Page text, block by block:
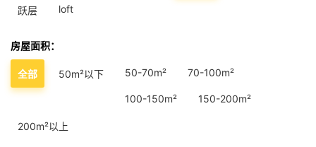
跃层 loft
房屋面积：
全部 50m²以下 50-70m² 70-100m²
100-150m² 150-200m²
200m²以上